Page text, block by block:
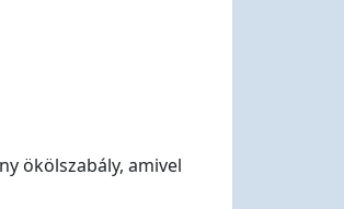
ökölszabály, amivel